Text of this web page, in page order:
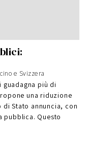
e Svizzera
più di
una riduzione
di Stato annuncia, con
pubblica. Questo